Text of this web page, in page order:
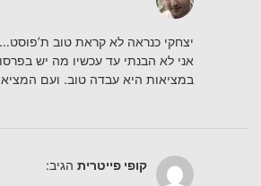
יצחקי כנראה לא קראת טוב
אני לא הבנתי עד עכשיו מה יש
במציאות היא עבדה טוב. ועם
קופי פייטרית הגיב: